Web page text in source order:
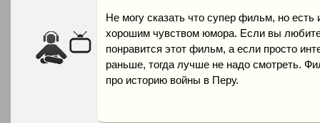
Не могу сказать что супер фильм, но
хорошим чувством юмора. Если вы
понравится этот фильм, а если просто
раньше, тогда лучше не надо смотреть.
про историю войны в Перу.